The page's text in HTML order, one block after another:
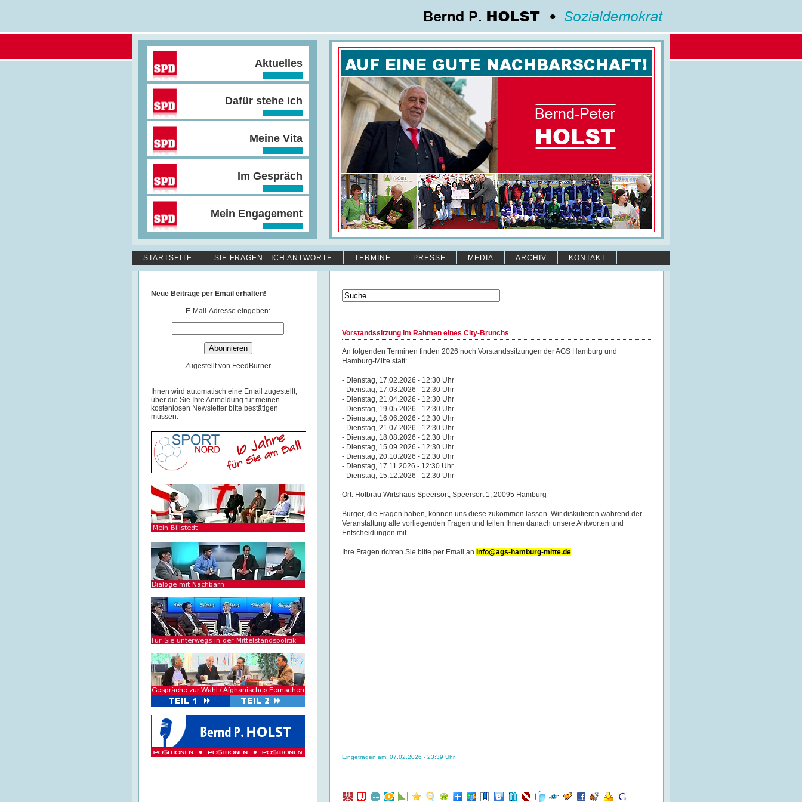
Aktuelles
Dafür stehe ich
Meine Vita
Im Gespräch
Mein Engagement
STARTSEITE SIE FRAGEN - ICH ANTWORTE TERMINE PRESSE MEDIA ARCHIV KONTAKT
Neue Beiträge per Email erhalten!
E-Mail-Adresse eingeben:
Zugestellt von FeedBurner
Ihnen wird automatisch eine Email zugestellt,
über die Sie Ihre Anmeldung für meinen
kostenlosen Newsletter bitte bestätigen
müssen.
Vorstandssitzung im Rahmen eines City-Brunchs
An folgenden Terminen finden 2026 noch Vorstandssitzungen der AGS Hamburg und
Hamburg-Mitte statt:
- Dienstag, 17.02.2026 - 12:30 Uhr
- Dienstag, 17.03.2026 - 12:30 Uhr
- Dienstag, 21.04.2026 - 12:30 Uhr
- Dienstag, 19.05.2026 - 12:30 Uhr
- Dienstag, 16.06.2026 - 12:30 Uhr
- Dienstag, 21.07.2026 - 12:30 Uhr
- Dienstag, 18.08.2026 - 12:30 Uhr
- Dienstag, 15.09.2026 - 12:30 Uhr
- Dienstag, 20.10.2026 - 12:30 Uhr
- Dienstag, 17.11.2026 - 12:30 Uhr
- Dienstag, 15.12.2026 - 12:30 Uhr
Ort: Hofbräu Wirtshaus Speersort, Speersort 1, 20095 Hamburg
Bürger, die Fragen haben, können uns diese zukommen lassen. Wir diskutieren während der
Veranstaltung alle vorliegenden Fragen und teilen Ihnen danach unsere Antworten und
Entscheidungen mit.
Ihre Fragen richten Sie bitte per Email an info@ags-hamburg-mitte.de.
Eingetragen am: 07.02.2026 - 23:39 Uhr